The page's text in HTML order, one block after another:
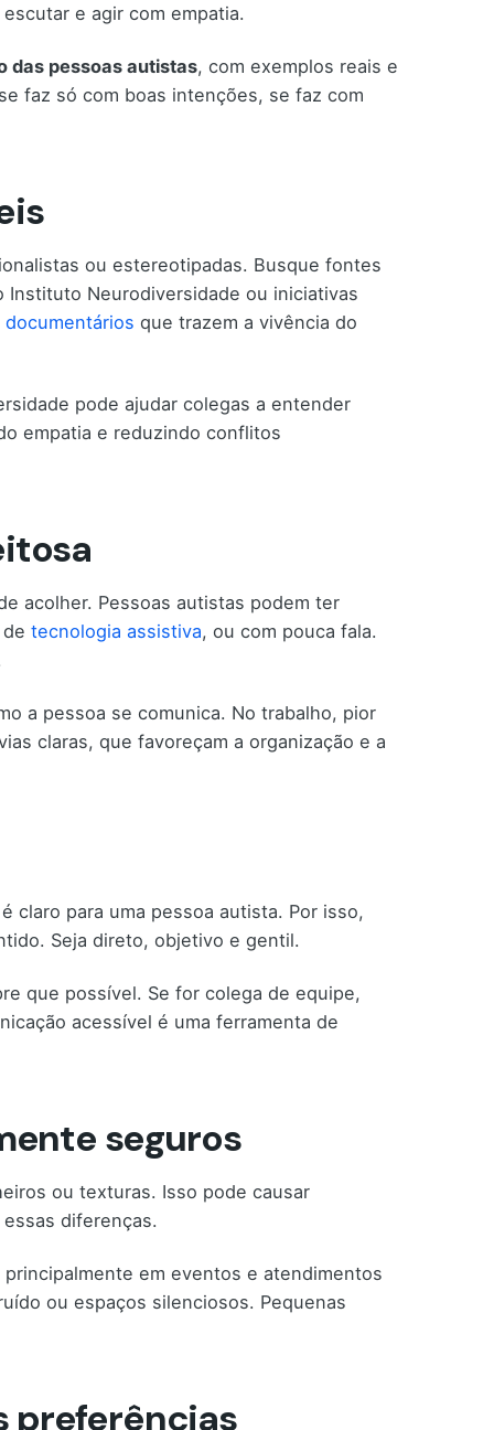
e agir com empatia.
das pessoas autistas, com exemplos reais e
faz só com boas intenções, se faz com
ou estereotipadas. Busque fontes
Instituto Neurodiversidade ou iniciativas
documentários que trazem a vivência do
pode ajudar colegas a entender
empatia e reduzindo conflitos
acolher. Pessoas autistas podem ter
tecnologia assistiva, ou com pouca fala.
a pessoa se comunica. No trabalho, pior
claras, que favoreçam a organização e a
claro para uma pessoa autista. Por isso,
Seja direto, objetivo e gentil.
que possível. Se for colega de equipe,
acessível é uma ferramenta de
seguros
ou texturas. Isso pode causar
diferenças.
em eventos e atendimentos
ou espaços silenciosos. Pequenas
preferências